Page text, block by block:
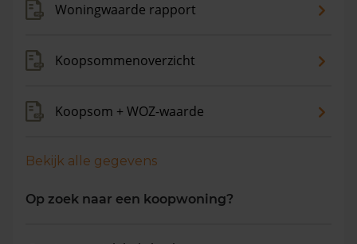
Woningwaarde rapport
Koopsommenoverzicht
Koopsom + WOZ-waarde
Bekijk alle gegevens
Op zoek naar een koopwoning?